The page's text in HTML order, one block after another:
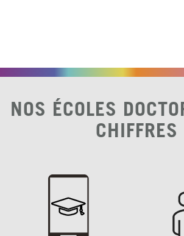
NOS ÉCOLES
CHIFFRES